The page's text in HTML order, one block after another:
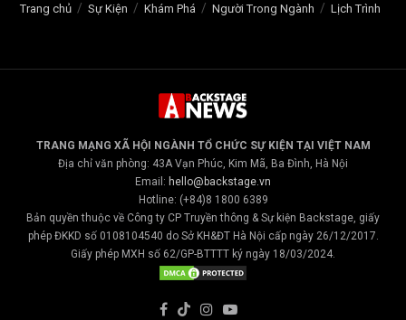
Trang chủ Sự Kiện Khám Phá Người Trong Ngành Lịch Trình
TRANG MẠNG XÃ HỘI NGÀNH TỔ CHỨC SỰ KIỆN TẠI VIỆT NAM
Địa chỉ văn phòng: 43A Vạn Phúc, Kim Mã, Ba Đình, Hà Nội
Email: hello@backstage.vn
Hotline: (+84)8 1800 6389
Bản quyền thuộc về Công ty CP Truyền thông & Sự kiện Backstage, giấy
phép ĐKKD số 0108104540 do Sở KH&ĐT Hà Nội cấp ngày 26/12/2017.
Giấy phép MXH số 62/GP-BTTTT ký ngày 18/03/2024.